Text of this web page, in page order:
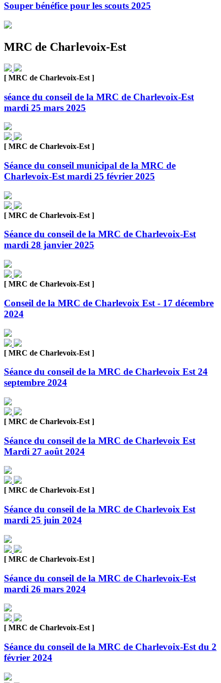
Souper bénéfice pour les scouts 2025
MRC de Charlevoix-Est
[ MRC de Charlevoix-Est ]
séance du conseil de la MRC de Charlevoix-Est
mardi 25 mars 2025
[ MRC de Charlevoix-Est ]
Séance du conseil municipal de la MRC de
Charlevoix-Est mardi 25 février 2025
[ MRC de Charlevoix-Est ]
Séance du conseil de la MRC de Charlevoix-Est
mardi 28 janvier 2025
[ MRC de Charlevoix-Est ]
Conseil de la MRC de Charlevoix Est - 17 décembre
2024
[ MRC de Charlevoix-Est ]
Séance du conseil de la MRC de Charlevoix Est 24
septembre 2024
[ MRC de Charlevoix-Est ]
Séance du conseil de la MRC de Charlevoix Est
Mardi 27 août 2024
[ MRC de Charlevoix-Est ]
Séance du conseil de la MRC de Charlevoix Est
mardi 25 juin 2024
[ MRC de Charlevoix-Est ]
Séance du conseil de la MRC de Charlevoix-Est
mardi 26 mars 2024
[ MRC de Charlevoix-Est ]
Séance du conseil de la MRC de Charlevoix-Est du 2
février 2024